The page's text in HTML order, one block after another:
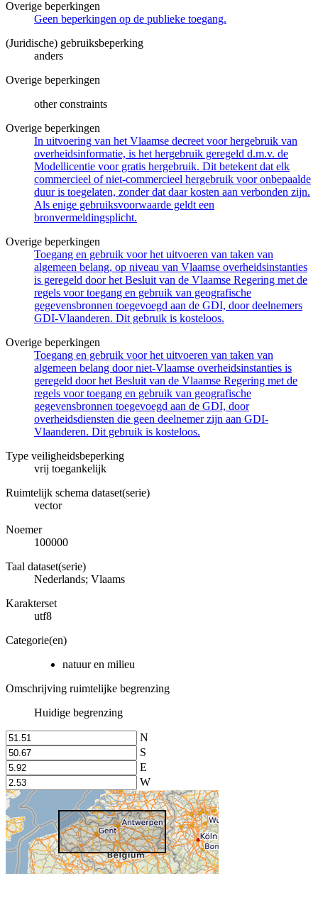
Overige beperkingen
Geen beperkingen op de publieke toegang.
(Juridische) gebruiksbeperking
anders
Overige beperkingen
other constraints
Overige beperkingen
In uitvoering van het Vlaamse decreet voor hergebruik van
overheidsinformatie, is het hergebruik geregeld d.m.v. de
Modellicentie voor gratis hergebruik. Dit betekent dat elk
commercieel of niet-commercieel hergebruik voor onbepaalde
duur is toegelaten, zonder dat daar kosten aan verbonden zijn.
Als enige gebruiksvoorwaarde geldt een
bronvermeldingsplicht.
Overige beperkingen
Toegang en gebruik voor het uitvoeren van taken van
algemeen belang, op niveau van Vlaamse overheidsinstanties
is geregeld door het Besluit van de Vlaamse Regering met de
regels voor toegang en gebruik van geografische
gegevensbronnen toegevoegd aan de GDI, door deelnemers
GDI-Vlaanderen. Dit gebruik is kosteloos.
Overige beperkingen
Toegang en gebruik voor het uitvoeren van taken van
algemeen belang door niet-Vlaamse overheidsinstanties is
geregeld door het Besluit van de Vlaamse Regering met de
regels voor toegang en gebruik van geografische
gegevensbronnen toegevoegd aan de GDI, door
overheidsdiensten die geen deelnemer zijn aan GDI-
Vlaanderen. Dit gebruik is kosteloos.
Type veiligheidsbeperking
vrij toegankelijk
Ruimtelijk schema dataset(serie)
vector
Noemer
100000
Taal dataset(serie)
Nederlands; Vlaams
Karakterset
utf8
Categorie(en)
natuur en milieu
Omschrijving ruimtelijke begrenzing
Huidige begrenzing
N
S
E
W